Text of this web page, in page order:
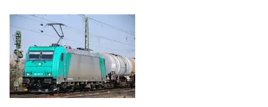
Crossrail AG ·XRAIL·